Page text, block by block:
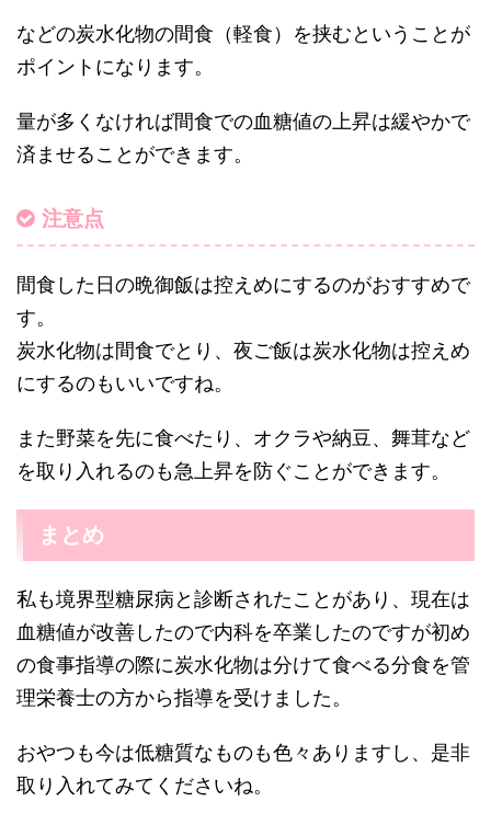
などの炭水化物の間食（軽食）を挟むということが
ポイントになります。
量が多くなければ間食での血糖値の上昇は緩やかで
済ませることができます。
注意点
間食した日の晩御飯は控えめにするのがおすすめで
す。
炭水化物は間食でとり、夜ご飯は炭水化物は控えめ
にするのもいいですね。
また野菜を先に食べたり、オクラや納豆、舞茸など
を取り入れるのも急上昇を防ぐことができます。
まとめ
私も境界型糖尿病と診断されたことがあり、現在は
血糖値が改善したので内科を卒業したのですが初め
の食事指導の際に炭水化物は分けて食べる分食を管
理栄養士の方から指導を受けました。
おやつも今は低糖質なものも色々ありますし、是非
取り入れてみてくださいね。